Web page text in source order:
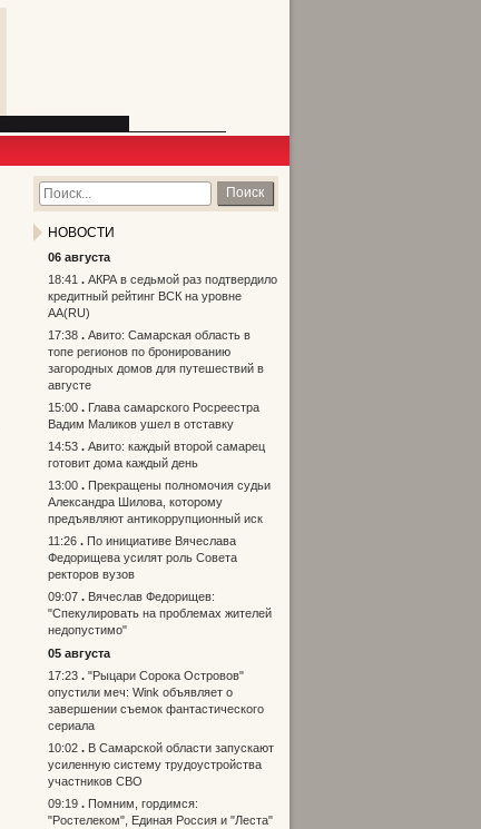
Поиск
НОВОСТИ
06 августа
18:41
АКРА в седьмой раз подтвердило
кредитный рейтинг ВСК на уровне
АА(RU)
17:38
Авито: Самарская область в
топе регионов по бронированию
загородных домов для путешествий в
августе
15:00
Глава самарского Росреестра
Вадим Маликов ушел в отставку
14:53
Авито: каждый второй самарец
готовит дома каждый день
13:00
Прекращены полномочия судьи
Александра Шилова, которому
предъявляют антикоррупционный иск
11:26
По инициативе Вячеслава
Федорищева усилят роль Совета
ректоров вузов
09:07
Вячеслав Федорищев:
"Спекулировать на проблемах жителей
недопустимо"
05 августа
17:23
"Рыцари Сорока Островов"
опустили меч: Wink объявляет о
завершении съемок фантастического
сериала
10:02
В Самарской области запускают
усиленную систему трудоустройства
участников СВО
09:19
Помним, гордимся:
"Ростелеком", Единая Россия и "Леста"